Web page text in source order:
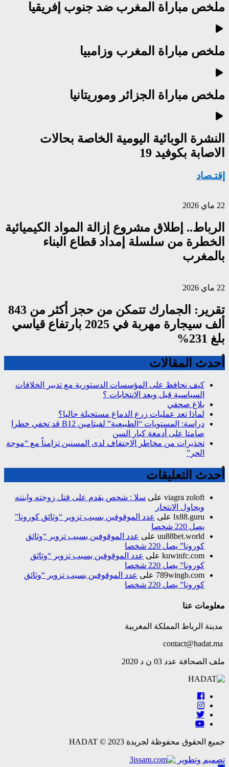
ملخص مباراة المغرب ضد جنوب إفريقيا
ملخص مباراة المغرب وزامبيا
ملخص مباراة الجزائر وموريتانيا
النشرة الوبائية اليومية الخاصة بحالات
الاصابة بكوفيد 19
إقتـصاد
22 ماي 2026
الرباط.. إطلاق مشروع إزالة المواد الكيميائية
الخطرة من سلسلة إمداد قطاع البناء
بالمغرب
22 ماي 2026
تقرير: الجمارك تتمكن من حجز أكثر من 843
ألف سيجارة مهربة في 2025 بارتفاع قياسي
بلغ 231%
أحدث المقالات
كيف نحافظ على المؤسسات الدستورية مع تدبير الخلافات
السياسية قبل وبعد الإنتخابات ؟
بلاغ صحفي
لماذا تعد عمليات زرع الدماغ مستحيلة حاليا؟
دراسة: المستويات “الطبيعية” لفيتامين B12 قد تخفي خطرا
صامتا على أدمغة كبار السن
تحذيرات من مخاطر الاجتفاف لدى المسنين تزامناً مع “موجة
الحر”
أحدث التعليقات
viagra zoloft على سلا : شخص يقدم على قتل زوجته وابنته
ويحاول الانتحار
lx88.guru على عدد الموقوفين بسبب تزوير “وثائق كورونا”
يصل 220 شخصا
uu88bet.world على عدد الموقوفين بسبب تزوير “وثائق
كورونا” يصل 220 شخصا
kuwinfc.com على عدد الموقوفين بسبب تزوير “وثائق
كورونا” يصل 220 شخصا
789wingb.com على عدد الموقوفين بسبب تزوير “وثائق
كورونا” يصل 220 شخصا
معلومات عنا
مدينة الرباط المملكة المغربية
ملف الصحافة عدد 03 ن د 2020
جميع الحقوق محفوظة لجريدة HADAT © 2023
تصميم وتطوير